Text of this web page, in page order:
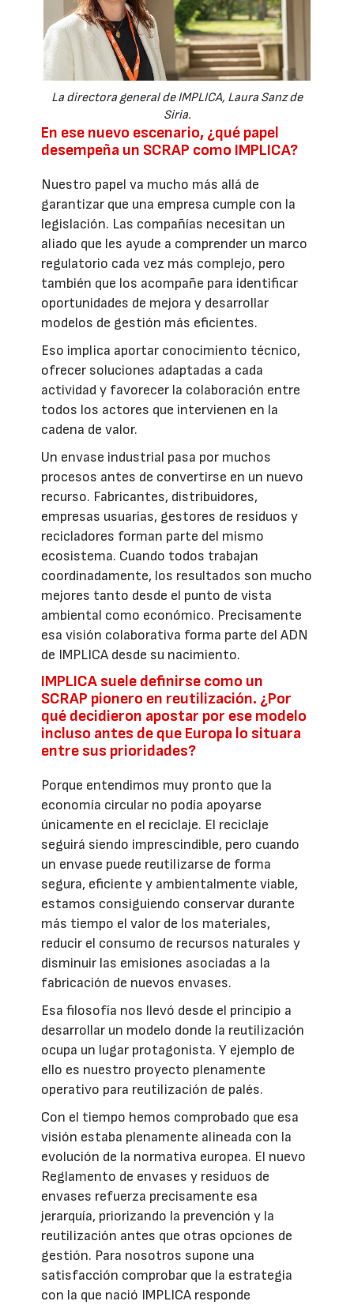
La directora general de IMPLICA, Laura Sanz de
Siria.
En ese nuevo escenario, ¿qué papel
desempeña un SCRAP como IMPLICA?
Nuestro papel va mucho más allá de
garantizar que una empresa cumple con la
legislación. Las compañías necesitan un
aliado que les ayude a comprender un marco
regulatorio cada vez más complejo, pero
también que los acompañe para identificar
oportunidades de mejora y desarrollar
modelos de gestión más eficientes.
Eso implica aportar conocimiento técnico,
ofrecer soluciones adaptadas a cada
actividad y favorecer la colaboración entre
todos los actores que intervienen en la
cadena de valor.
Un envase industrial pasa por muchos
procesos antes de convertirse en un nuevo
recurso. Fabricantes, distribuidores,
empresas usuarias, gestores de residuos y
recicladores forman parte del mismo
ecosistema. Cuando todos trabajan
coordinadamente, los resultados son mucho
mejores tanto desde el punto de vista
ambiental como económico. Precisamente
esa visión colaborativa forma parte del ADN
de IMPLICA desde su nacimiento.
IMPLICA suele definirse como un
SCRAP pionero en reutilización. ¿Por
qué decidieron apostar por ese modelo
incluso antes de que Europa lo situara
entre sus prioridades?
Porque entendimos muy pronto que la
economía circular no podía apoyarse
únicamente en el reciclaje. El reciclaje
seguirá siendo imprescindible, pero cuando
un envase puede reutilizarse de forma
segura, eficiente y ambientalmente viable,
estamos consiguiendo conservar durante
más tiempo el valor de los materiales,
reducir el consumo de recursos naturales y
disminuir las emisiones asociadas a la
fabricación de nuevos envases.
Esa filosofía nos llevó desde el principio a
desarrollar un modelo donde la reutilización
ocupa un lugar protagonista. Y ejemplo de
ello es nuestro proyecto plenamente
operativo para reutilización de palés.
Con el tiempo hemos comprobado que esa
visión estaba plenamente alineada con la
evolución de la normativa europea. El nuevo
Reglamento de envases y residuos de
envases refuerza precisamente esa
jerarquía, priorizando la prevención y la
reutilización antes que otras opciones de
gestión. Para nosotros supone una
satisfacción comprobar que la estrategia
con la que nació IMPLICA responde